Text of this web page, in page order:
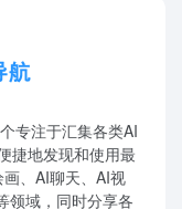
专注于汇集各类AI
捷地发现和使用最
、AI聊天、AI视
领域，同时分享各